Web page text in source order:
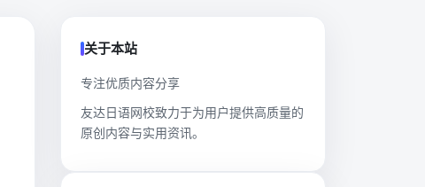
关于本站
专注优质内容分享
友达日语网校致力于为用户提供高质量的
原创内容与实用资讯。